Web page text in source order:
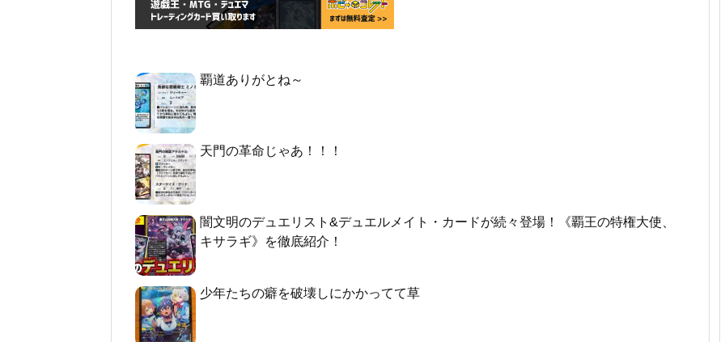
覇道ありがとね～
天門の革命じゃあ！！！
闇文明のデュエリスト&デュエルメイト・カードが続々登場！《覇王の特権大使、
キサラギ》を徹底紹介！
少年たちの癖を破壊しにかかってて草